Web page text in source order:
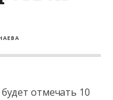
отмечать 10